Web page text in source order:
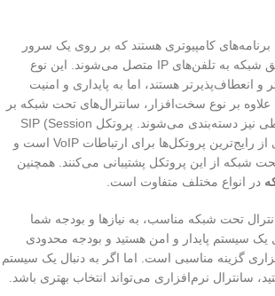
برنامه‌های کامپیوتری هستند که بر روی یک سرور
نصب می‌شوند و از طریق شبکه به تلفن‌های IP متصل می‌شوند. این نوع
و انعطاف‌پذیرتر هستند، اما به پایداری و امنیت
علاوه بر نوع سخت‌افزار، سانترال‌های تحت شبکه بر
اساس نوع پروتکل ارتباطی نیز دسته‌بندی می‌شوند. پروتکل SIP (Session
Initiation Protocol) یکی از رایج‌ترین پروتکل‌ها برای ارتباطات VoIP است و
شبکه از این پروتکل پشتیبانی می‌کنند. همچنین
در انواع مختلف متفاوت است.
تحت شبکه مناسب، به نیازها و بودجه شما
یک سیستم پایدار و امن هستید و بودجه محدودی
گزینه مناسبی است. اما اگر به دنبال یک سیستم
سانترال نرم‌افزاری می‌تواند انتخاب بهتری باشد.